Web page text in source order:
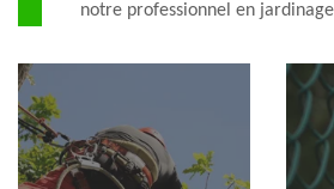
notre professionnel en